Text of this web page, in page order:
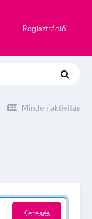
Regisztráció
Minden aktivitás
Keresés